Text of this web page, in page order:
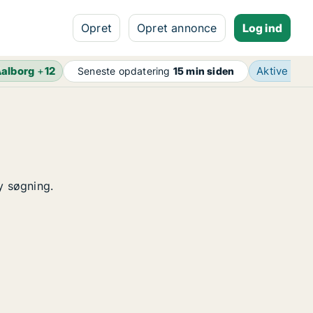
Opret Opret annonce Log ind
+12 Seneste opdatering 15 min siden Aktive
søgning.